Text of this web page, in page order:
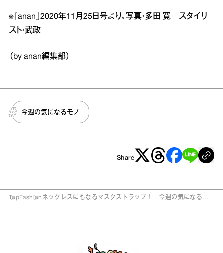
※『anan』2020年11月25日号より。写真・多田 寛 スタイリ
スト・武政
（by anan編集部）
今週の気になるモノ
Share
TopFashion ネックレスにもなるマスクストラップ！ 今週の気になるモ